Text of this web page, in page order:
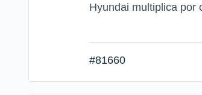
Hyundai multiplica por
#81660